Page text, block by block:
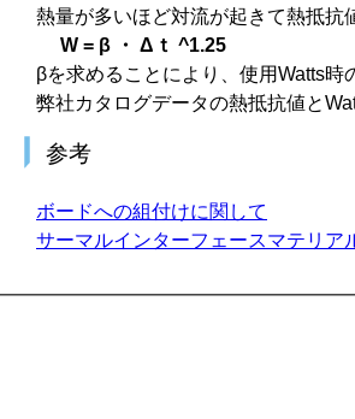
熱量が多いほど対流が起きて熱抵抗
W = β ・ Δｔ ^1.25
βを求めることにより、使用Watts
弊社カタログデータの熱抵抗値と
参考
ボードへの組付けに関して
サーマルインターフェースマテリア